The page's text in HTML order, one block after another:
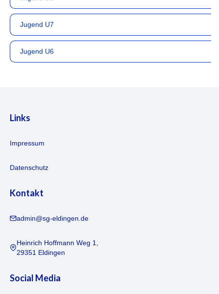
Jugend U7
Jugend U6
Links
Impressum
Datenschutz
Kontakt
admin@sg-eldingen.de
Heinrich Hoffmann Weg 1,
29351 Eldingen
Social Media